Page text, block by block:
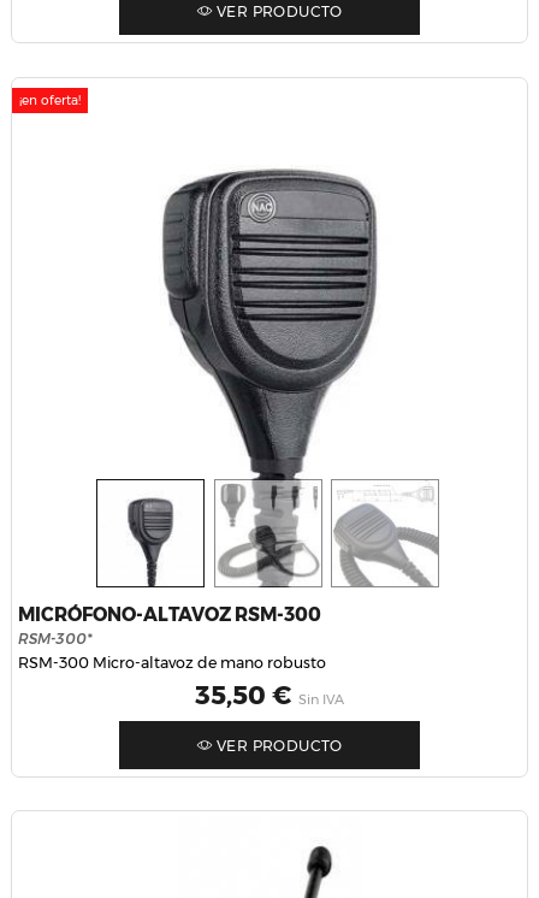
VER PRODUCTO
MICRÓFONO-ALTAVOZ RSM-300
RSM-300*
RSM-300 Micro-altavoz de mano robusto
Precio
35,50 € Sin IVA
VER PRODUCTO
¡en oferta!